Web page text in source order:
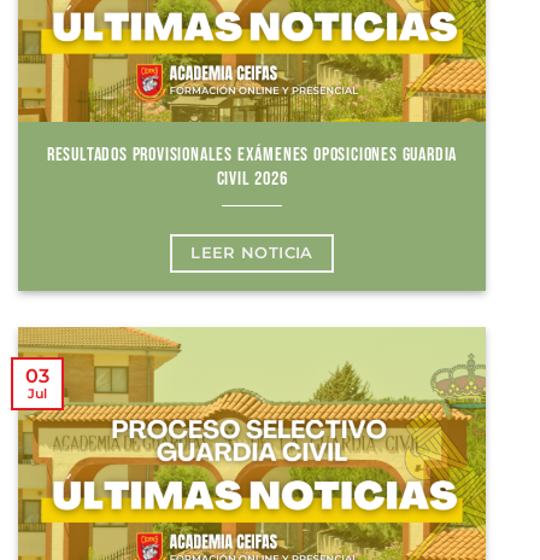
RESULTADOS PROVISIONALES EXÁMENES OPOSICIONES GUARDIA
CIVIL 2026
LEER NOTICIA
03
Jul